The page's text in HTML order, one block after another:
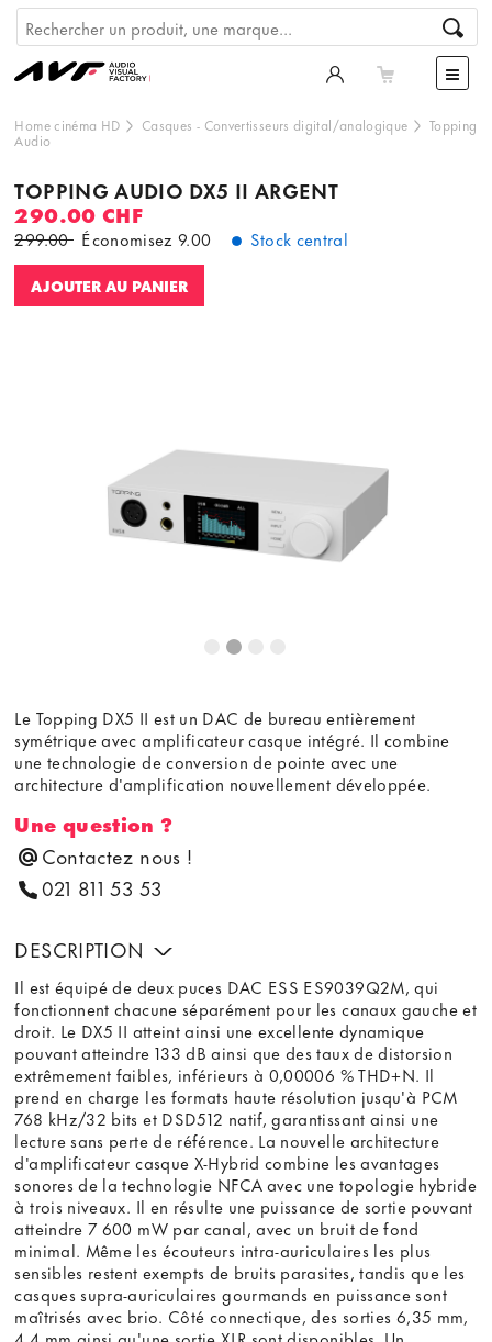
Home cinéma HD Casques - Convertisseurs digital/analogique Topping
Audio
TOPPING AUDIO DX5 II ARGENT
290.00 CHF
299.00 Économisez9.00 Stock central
AJOUTER AU PANIER
Le Topping DX5 II est un DAC de bureau entièrement
symétrique avec amplificateur casque intégré. Il combine
une technologie de conversion de pointe avec une
architecture d'amplification nouvellement développée.
Une question ?
Contactez nous !
021 811 53 53
DESCRIPTION
Il est équipé de deux puces DAC ESS ES9039Q2M, qui
fonctionnent chacune séparément pour les canaux gauche et
droit. Le DX5 II atteint ainsi une excellente dynamique
pouvant atteindre 133 dB ainsi que des taux de distorsion
extrêmement faibles, inférieurs à 0,00006 % THD+N. Il
prend en charge les formats haute résolution jusqu'à PCM
768 kHz/32 bits et DSD512 natif, garantissant ainsi une
lecture sans perte de référence. La nouvelle architecture
d'amplificateur casque X-Hybrid combine les avantages
sonores de la technologie NFCA avec une topologie hybride
à trois niveaux. Il en résulte une puissance de sortie pouvant
atteindre 7 600 mW par canal, avec un bruit de fond
minimal. Même les écouteurs intra-auriculaires les plus
sensibles restent exempts de bruits parasites, tandis que les
casques supra-auriculaires gourmands en puissance sont
maîtrisés avec brio. Côté connectique, des sorties 6,35 mm,